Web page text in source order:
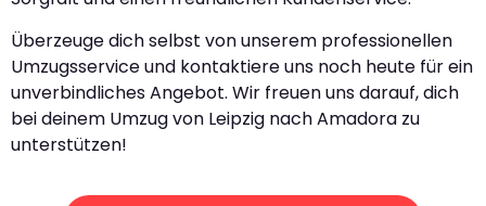
Überzeuge dich selbst von unserem professionellen
Umzugsservice und kontaktiere uns noch heute für ein
unverbindliches Angebot. Wir freuen uns darauf, dich
bei deinem Umzug von Leipzig nach Amadora zu
unterstützen!